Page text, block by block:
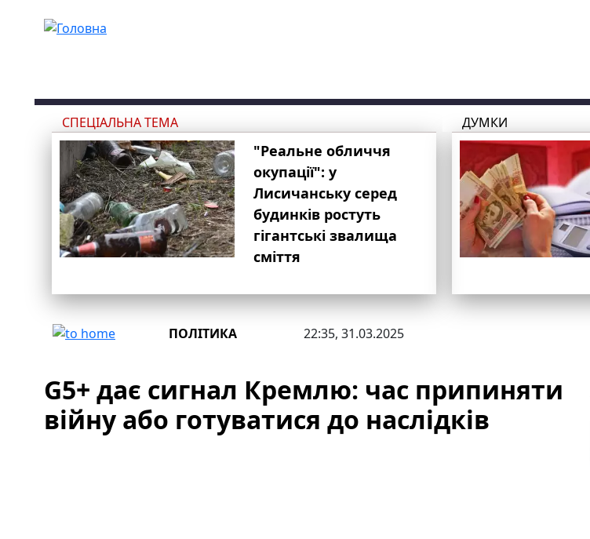
СПЕЦІАЛЬНА ТЕМА
"Реальне обличчя
окупації": у
Лисичанську серед
будинків ростуть
гігантські звалища
сміття
ДУМКИ
ПОЛІТИКА 22:35, 31.03.2025
G5+ дає сигнал Кремлю: час припиняти
війну або готуватися до наслідків